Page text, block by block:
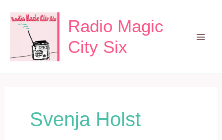
Inhalt
springen
Radio Magic
City Six
Svenja Holst